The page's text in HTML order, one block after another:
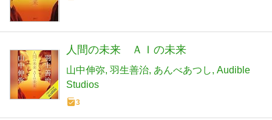
人間の未来 ＡＩの未来
山中伸弥 羽生善治 あんべあつし Audible
Studios
3